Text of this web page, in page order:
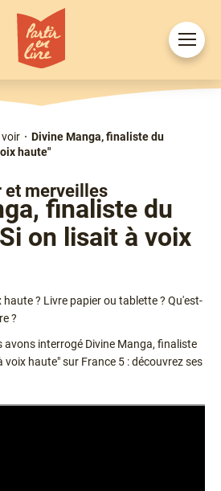
Ouvrir
le
voir
Divine Manga, finaliste du
haute"
et merveilles
finaliste du
on lisait à voix
? Livre papier ou tablette ? Qu'est-
?
avons interrogé Divine Manga, finaliste
voix haute" sur France 5 : découvrez ses